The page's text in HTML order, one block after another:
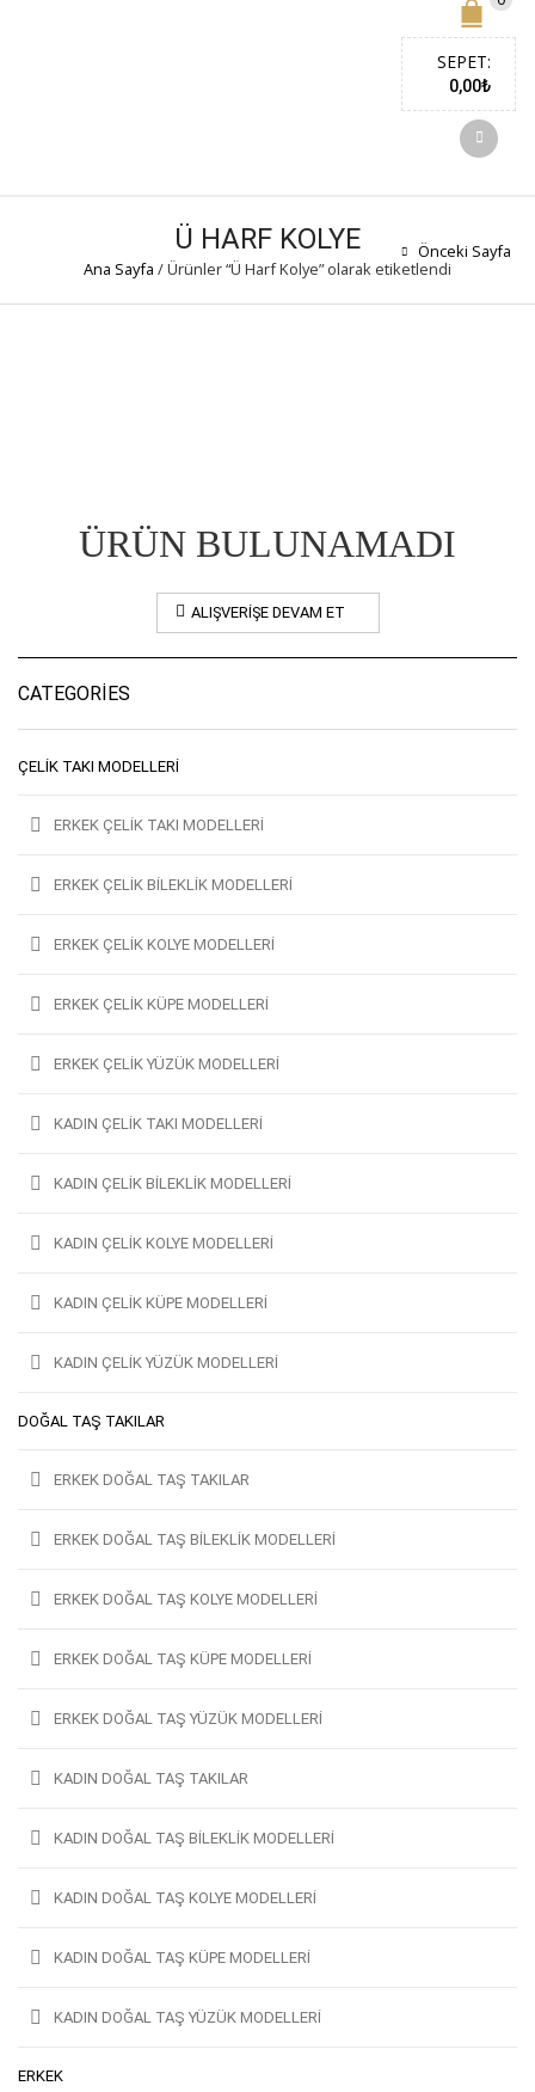
SEPET:
0,00₺
Ü HARF KOLYE
Ana Sayfa /Ürünler “Ü Harf Kolye” olarak etiketlendi
Önceki Sayfa
ÜRÜN BULUNAMADI
ALIŞVERIŞE DEVAM ET
CATEGORIES
ÇELIK TAKI MODELLERI
ERKEK ÇELIK TAKI MODELLERI
ERKEK ÇELIK BILEKLIK MODELLERI
ERKEK ÇELIK KOLYE MODELLERI
ERKEK ÇELIK KÜPE MODELLERI
ERKEK ÇELIK YÜZÜK MODELLERI
KADIN ÇELIK TAKI MODELLERI
KADIN ÇELIK BILEKLIK MODELLERI
KADIN ÇELIK KOLYE MODELLERI
KADIN ÇELIK KÜPE MODELLERI
KADIN ÇELIK YÜZÜK MODELLERI
DOĞAL TAŞ TAKILAR
ERKEK DOĞAL TAŞ TAKILAR
ERKEK DOĞAL TAŞ BILEKLIK MODELLERI
ERKEK DOĞAL TAŞ KOLYE MODELLERI
ERKEK DOĞAL TAŞ KÜPE MODELLERI
ERKEK DOĞAL TAŞ YÜZÜK MODELLERI
KADIN DOĞAL TAŞ TAKILAR
KADIN DOĞAL TAŞ BILEKLIK MODELLERI
KADIN DOĞAL TAŞ KOLYE MODELLERI
KADIN DOĞAL TAŞ KÜPE MODELLERI
KADIN DOĞAL TAŞ YÜZÜK MODELLERI
ERKEK